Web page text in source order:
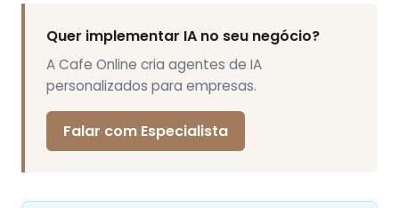
Quer implementar IA no seu negócio?
A Cafe Online cria agentes de IA
personalizados para empresas.
Falar com Especialista